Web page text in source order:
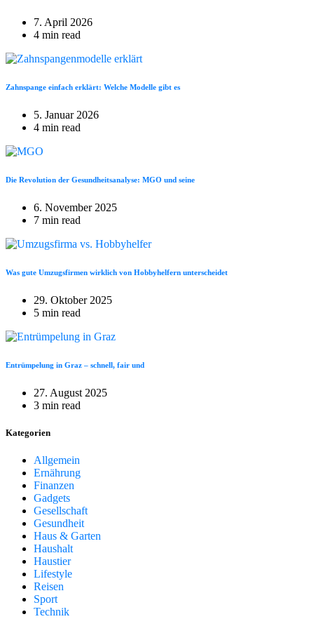
7. April 2026
4 min read
Zahnspange einfach erklärt: Welche Modelle gibt es
5. Januar 2026
4 min read
Die Revolution der Gesundheitsanalyse: MGO und seine
6. November 2025
7 min read
Was gute Umzugsfirmen wirklich von Hobbyhelfern unterscheidet
29. Oktober 2025
5 min read
Entrümpelung in Graz – schnell, fair und
27. August 2025
3 min read
Kategorien
Allgemein
Ernährung
Finanzen
Gadgets
Gesellschaft
Gesundheit
Haus & Garten
Haushalt
Haustier
Lifestyle
Reisen
Sport
Technik